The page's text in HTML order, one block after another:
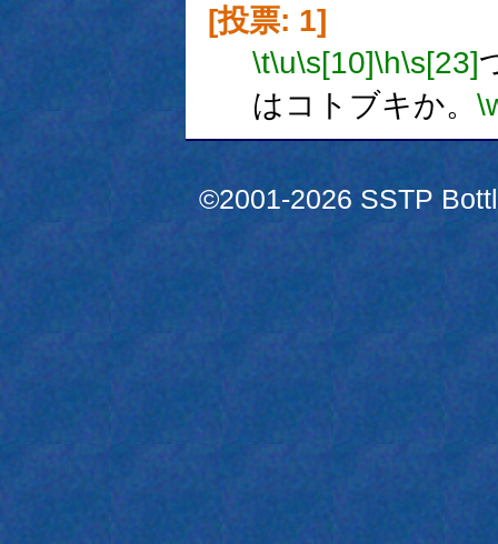
[投票: 1]
\t\u\s[10]\h\s[23]
はコトブキか。
©2001-2026 SSTP